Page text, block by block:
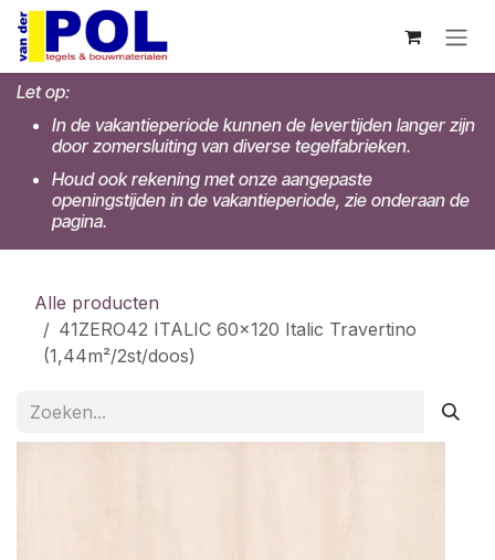
Overslaan naar inhoud
Let op:
In de vakantieperiode kunnen de levertijden langer zijn
door zomersluiting van diverse tegelfabrieken.
Houd ook rekening met onze aangepaste
openingstijden in de vakantieperiode, zie onderaan de
pagina.
Alle producten
41ZERO42 ITALIC 60x120 Italic Travertino
(1,44m²/2st/doos)